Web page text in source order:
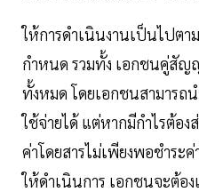
ให้การดำเนินงานเป็นไปต
กำหนด รวมทั้ง เอกชนคู่สัญ
ทั้งหมด โดยเอกชนสามารถน
ใช้จ่ายได้ แต่หากมีกำไรต้อง
ค่าโดยสารไม่เพียงพอชำระ
ให้ดำเนินการ เอกชนจะต้อ